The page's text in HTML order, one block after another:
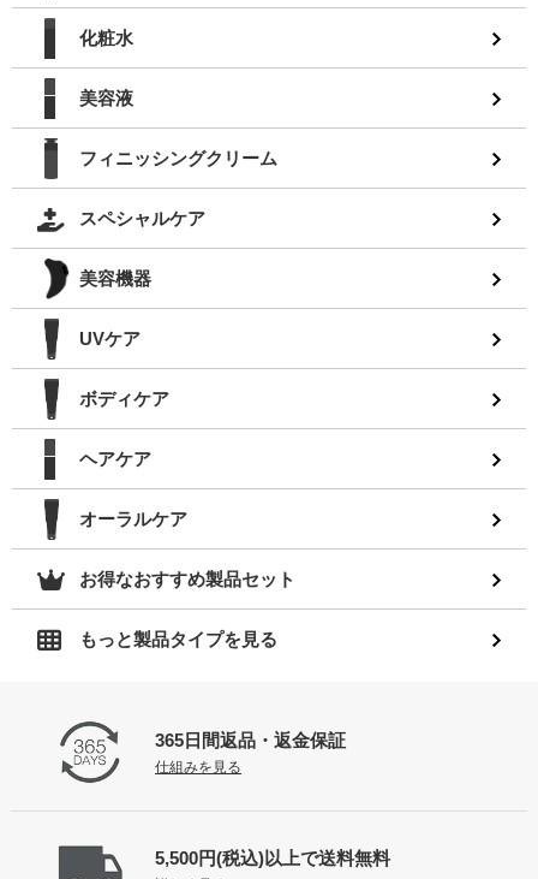
化粧水
美容液
フィニッシングクリーム
スペシャルケア
美容機器
UVケア
ボディケア
ヘアケア
オーラルケア
お得なおすすめ製品セット
もっと製品タイプを見る
365日間返品 ・返金保証
仕組みを見る
5,500円(税込)以上で送料無料